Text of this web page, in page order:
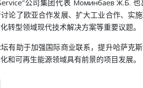
公司集团代表 Моминбаев Ж.Б.
论了欧亚合作发展、扩大工业合作、实
转型领域现代技术解决方案等重要议题。
有助于加强国际商业联系，提升哈萨克
和可再生能源领域具有前景的项目发展。